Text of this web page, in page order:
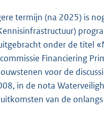
termijn (na 2025) is
onder de titel
Financiering
voor de
in de nota
van de